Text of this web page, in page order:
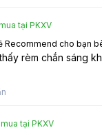
tại PKXV
Recommend cho bạn
rèm chắn sáng
tại PKXV